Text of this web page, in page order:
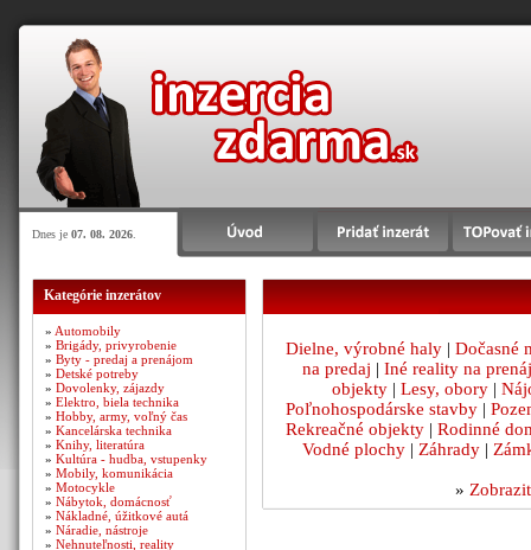
Dnes je 07. 08. 2026
Kategórie inzerátov
» Automobily
» Brigády, privyrobenie
» Byty - predaj a prenájom
» Detské potreby
» Dovolenky, zájazdy
» Elektro, biela technika
» Hobby, army, voľný čas
» Kancelárska technika
» Knihy, literatúra
» Kultúra - hudba, vstupenky
» Mobily, komunikácia
» Motocykle
» Nábytok, domácnosť
» Nákladné, úžitkové autá
» Náradie, nástroje
» Nehnuteľnosti, reality
Dielne, výrobné haly | Dočasné
na predaj |Iné reality na
objekty |Lesy, obory |
Poľnohospodárske stavby |
Rekreačné objekty | Rodinné
Vodné plochy | Záhrady |
»